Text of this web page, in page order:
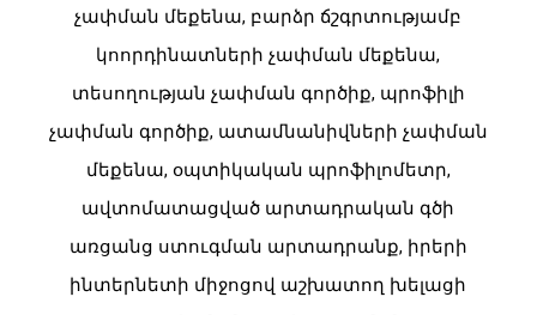
չափման մեքենա, բարձր ճշգրտությամբ
կոորդինատների չափման մեքենա,
տեսողության չափման գործիք, պրոֆիլի
չափման գործիք, ատամնանիվների չափման
մեքենա, օպտիկական պրոֆիլոմետր,
ավտոմատացված արտադրական գծի
առցանց ստուգման արտադրանք, իրերի
ինտերնետի միջոցով աշխատող խելացի